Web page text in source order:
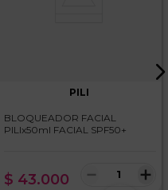
PILI
BLOQUEADOR FACIAL
PILIx50ml FACIAL SPF50+
$ 43.000 ＋
－